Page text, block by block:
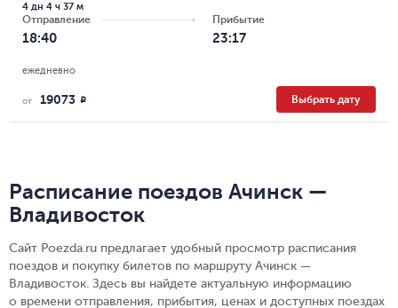
Отправление
18:40
4 дн 4 ч 37 м
Прибытие
23:17
ежедневно
от 19073 R Выбрать дату
Расписание поездов Ачинск —
Владивосток
Сайт Poezda.ru предлагает удобный просмотр расписания
поездов и покупку билетов по маршруту Ачинск —
Владивосток. Здесь вы найдете актуальную информацию
о времени отправления, прибытия, ценах и доступных поездах